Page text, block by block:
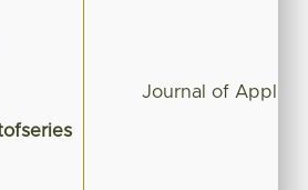
Journal of Applied